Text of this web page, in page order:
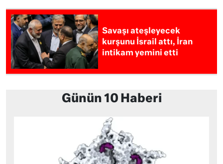
Savaşı ateşleyecek
kurşunu İsrail attı, İran
intikam yemini etti
Günün 10 Haberi